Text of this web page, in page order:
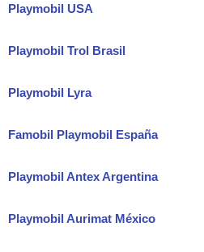
Playmobil USA
Playmobil Trol Brasil
Playmobil Lyra
Famobil Playmobil España
Playmobil Antex Argentina
Playmobil Aurimat México